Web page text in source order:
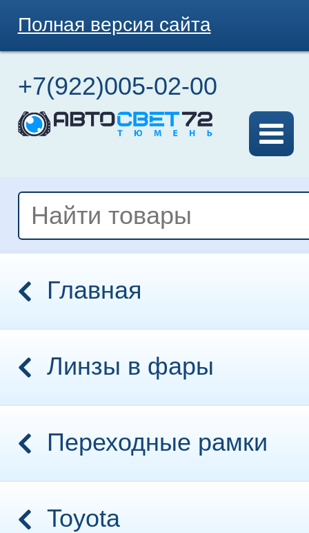
Полная версия сайта
+7(922)005-02-00
Главная
Линзы в фары
Переходные рамки
Toyota